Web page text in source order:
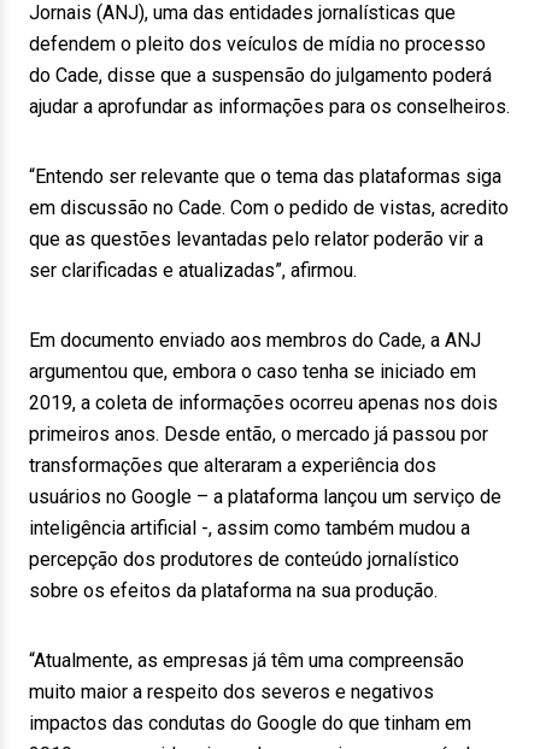
Jornais (ANJ), uma das entidades jornalísticas que
defendem o pleito dos veículos de mídia no processo
do Cade, disse que a suspensão do julgamento poderá
ajudar a aprofundar as informações para os conselheiros.
“Entendo ser relevante que o tema das plataformas siga
em discussão no Cade. Com o pedido de vistas, acredito
que as questões levantadas pelo relator poderão vir a
ser clarificadas e atualizadas”, afirmou.
Em documento enviado aos membros do Cade, a ANJ
argumentou que, embora o caso tenha se iniciado em
2019, a coleta de informações ocorreu apenas nos dois
primeiros anos. Desde então, o mercado já passou por
transformações que alteraram a experiência dos
usuários no Google – a plataforma lançou um serviço de
inteligência artificial -, assim como também mudou a
percepção dos produtores de conteúdo jornalístico
sobre os efeitos da plataforma na sua produção.
“Atualmente, as empresas já têm uma compreensão
muito maior a respeito dos severos e negativos
impactos das condutas do Google do que tinham em